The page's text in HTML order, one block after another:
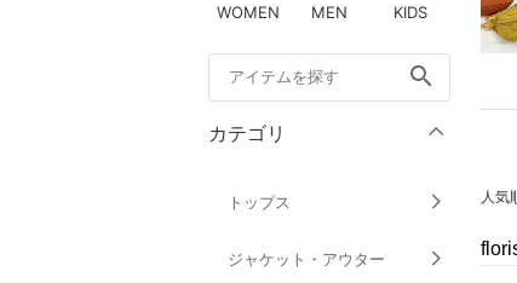
WOMEN MEN KIDS
search
カテゴリ
トップス
ジャケット・アウター
人気